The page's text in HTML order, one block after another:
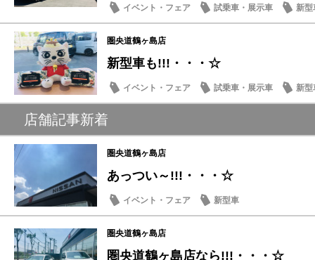
イベント・フェア 試乗車・展示車 新型
圏央道鶴ヶ島店
新型車も!!!・・・☆
イベント・フェア 試乗車・展示車 新型
店舗記事新着
圏央道鶴ヶ島店
あっつい～!!!・・・☆
イベント・フェア 新型車
圏央道鶴ヶ島店
圏央道鶴ヶ島店なら!!!・・・☆